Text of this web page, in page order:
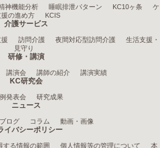
神機能分析 睡眠排泄パターン KC10ヶ条
ケ
援の進め方
KCIS
介護サービス
訪問介護 夜間対応型訪問介護
生活支援・
見守り
研修・講演
講演会 講師の紹介 講演実績
KC研究会
発表会 研究成果
ニュース
ブログ コラム 動画・画像
イバシーポリシー
する情報の範囲 個人情報等の管理について 本